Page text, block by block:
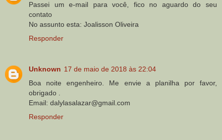
Passei um e-mail para você, fico no aguardo do seu
contato
No assunto esta: Joalisson Oliveira
Responder
Unknown 17 de maio de 2018 às 22:04
Boa noite engenheiro. Me envie a planilha por favor,
obrigado .
Email: dalylasalazar@gmail.com
Responder